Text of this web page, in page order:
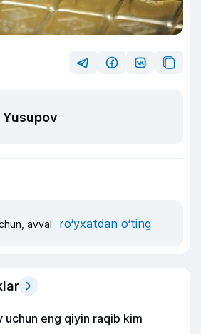
avval ro‘yxatdan o‘ting
uchun eng qiyin raqib kim